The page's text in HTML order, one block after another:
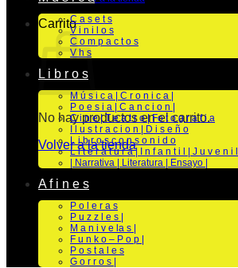
Carrito
No hay productos en el carrito.
Volver a la tienda
C a s e t s
V i n i l o s
C o m p a c t o s
V h s
L i b r o s
M ú s i c a | C r o n i c a |
P o e s i a | C a n c i o n |
C i n e | T e a t r o | Fo t o g r a f i a
I l u s t r a c i o n | D i s e ñ o
L i b r o s c o n s o n i d o
L i t e r a t u r a | I n f a n t i l | J u v e n i l |
| Narrativa | Literatura | Ensayo |
A f i n e s
P o l e r a s
P u z z l e s |
M a n i v e la s |
F u n k o – P o p |
P o s t a l e s
G o r r o s |